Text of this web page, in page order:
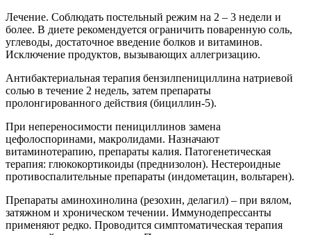
Лечение. Соблюдать постельный режим на 2 – 3 недели и
более. В диете рекомендуется ограничить поваренную соль,
углеводы, достаточное введение болков и витаминов.
Исключение продуктов, вызывающих аллегризацию.
Антибактериальная терапия бензилпенициллина натриевой
солью в течение 2 недель, затем препараты
пролонгированного действия (бициллин-5).
При непереносимости пенициллинов замена
цефолоспоринами, макролидами. Назначают
витаминотерапию, препараты калия. Патогенетическая
терапия: глюкокортикоиды (преднизолон). Нестероидные
противоспалительные препараты (индометацин, вольтарен).
Препараты аминохинолина (резохин, делагил) – при вялом,
затяжном и хроническом течении. Иммунодепрессанты
применяют редко. Проводится симптоматическая терапия